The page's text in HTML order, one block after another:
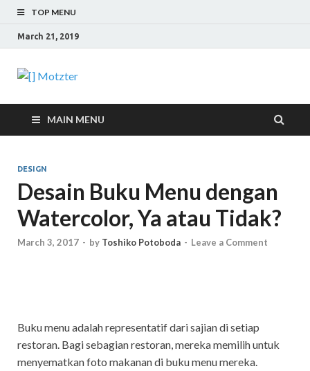
TOP MENU
March 21, 2019
[] Motzter
MAIN MENU
DESIGN
Desain Buku Menu dengan
Watercolor, Ya atau Tidak?
March 3, 2017 - by Toshiko Potoboda - Leave a Comment
Buku menu adalah representatif dari sajian di setiap
restoran. Bagi sebagian restoran, mereka memilih untuk
menyematkan foto makanan di buku menu mereka.